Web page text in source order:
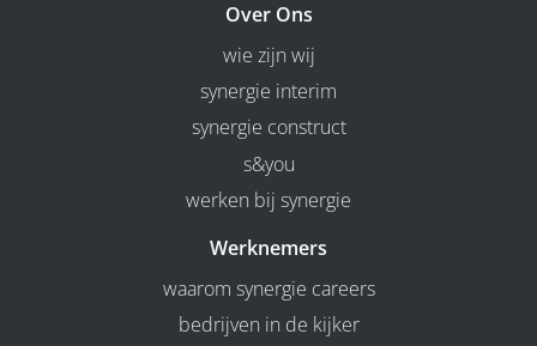
Over Ons
wie zijn wij
synergie interim
synergie construct
s&you
werken bij synergie
Werknemers
waarom synergie careers
bedrijven in de kijker